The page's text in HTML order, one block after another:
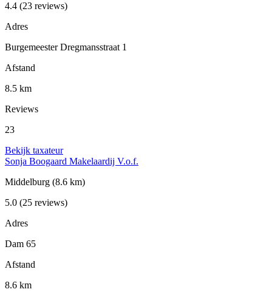
4.4 (23 reviews)
Adres
Burgemeester Dregmansstraat 1
Afstand
8.5 km
Reviews
23
Bekijk taxateur
Sonja Boogaard Makelaardij V.o.f.
Middelburg (8.6 km)
5.0 (25 reviews)
Adres
Dam 65
Afstand
8.6 km